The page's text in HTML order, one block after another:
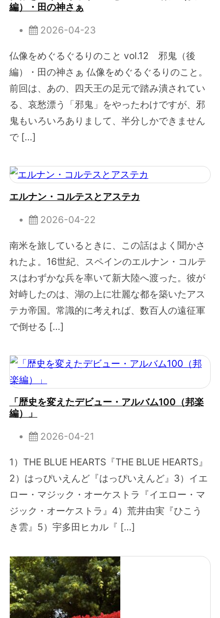
編）・田の神さぁ
2026-04-23
仏像をめぐるぐるりのこと vol.12 邪鬼（後
編）・田の神さぁ 仏像をめぐるぐるりのこと。
前回は、あの、四天王の足元で踏み潰されてい
る、哀愁漂う「邪鬼」をやったわけですが、邪
鬼もいろいろありまして、半分しかできません
で […]
エルナン・コルテスとアステカ
2026-04-22
南米を旅しているときに、この話はよく聞かさ
れたよ。16世紀、スペインのエルナン・コルテ
スはわずかな兵を率いて新大陸へ渡った。彼が
対峙したのは、湖の上に壮麗な都を築いたアス
テカ帝国。常識的に考えれば、数百人の遠征軍
で倒せる […]
「歴史を変えたデビュー・アルバム100（邦楽
編）」
2026-04-21
1）THE BLUE HEARTS『THE BLUE HEARTS』
2）はっぴいえんど『はっぴいえんど』3）イエ
ロー・マジック・オーケストラ『イエロー・マ
ジック・オーケストラ』4）荒井由実『ひこう
き雲』5）宇多田ヒカル『 […]